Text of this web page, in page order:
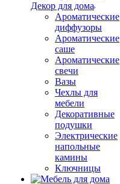
Декор для дома
Ароматические
диффузоры
Ароматические
саше
Ароматические
свечи
Вазы
Чехлы для
мебели
Декоративные
подушки
Электрические
напольные
камины
Ключницы